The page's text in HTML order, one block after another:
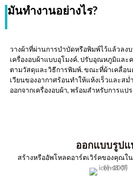
มันทำงานอย่างไร?
วางผ้าที่ผ่านการบำบัดหรือพิมพ์ไว้แล้วลง
เครื่องอบผ้าแบบอุโมงค์. ปรับอุณหภูมิและ
ตามวัสดุและวิธีการพิมพ์. ขณะที่ผ้าเคลื่อน
เวียนของอากาศร้อนทำให้แห้งเร็วและสม่
ออกจากเครื่องอบผ้า, พร้อมสำหรับการแ
ออกแบบรูปแ
สร้างหรืออัพโหลดอาร์ตเวิร์คของคุณใ